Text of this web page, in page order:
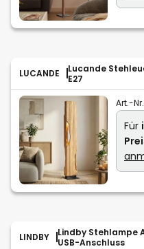
LUCANDE
Lucande
E27
Art.-
Für
LINDBY
Lindby Stehlampe
USB-Anschluss